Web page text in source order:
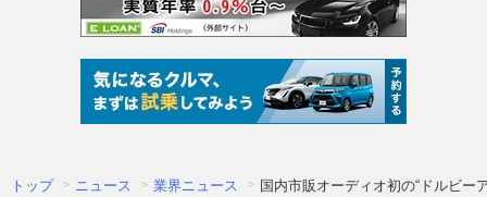
トップ ニュース 業界ニュース 国内市販オーディオ初の“ドルビー